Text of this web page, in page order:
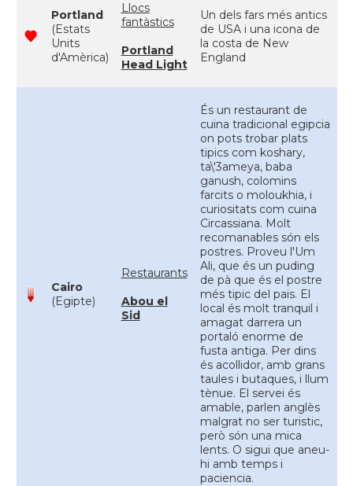
Portland
(Estats
Units
d'Amèrica)
Llocs
fantàstics
Portland
Head Light
Un dels fars més antics
de USA i una icona de
la costa de New
England
Cairo
(Egipte)
Restaurants
Abou el
Sid
És un restaurant de
cuina tradicional egipcia
on pots trobar plats
tipics com koshary,
ta\'3ameya, baba
ganush, colomins
farcits o moloukhia, i
curiositats com cuina
Circassiana. Molt
recomanables són els
postres. Proveu l'Um
Ali, que és un puding
de pà que és el postre
més tipic del pais. El
local és molt tranquil i
amagat darrera un
portaló enorme de
fusta antiga. Per dins
és acollidor, amb grans
taules i butaques, i llum
tènue. El servei és
amable, parlen anglès
malgrat no ser turistic,
però són una mica
lents. O sigui que aneu-
hi amb temps i
paciencia.